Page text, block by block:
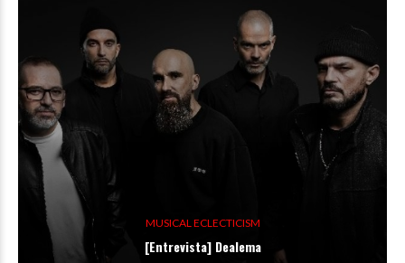
MUSICAL ECLECTICISM
[Entrevista] Dealema